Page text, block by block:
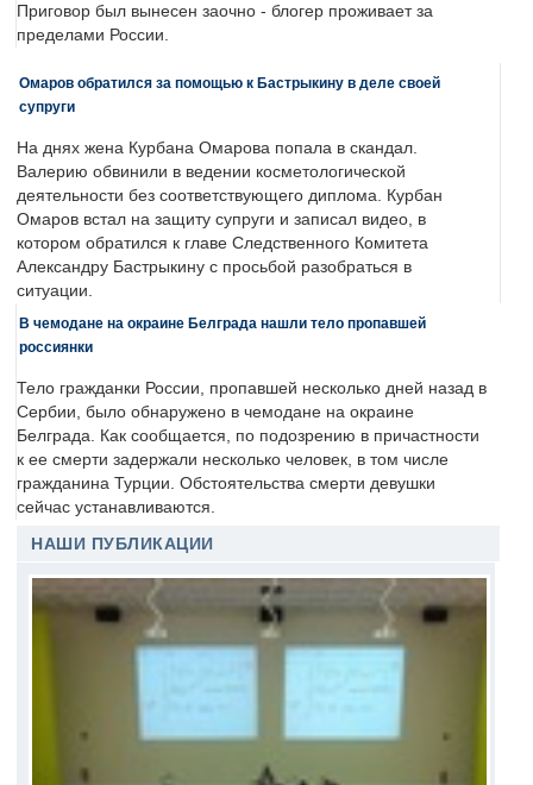
Приговор был вынесен заочно - блогер проживает за
пределами России.
Омаров обратился за помощью к Бастрыкину в деле своей
супруги
На днях жена Курбана Омарова попала в скандал.
Валерию обвинили в ведении косметологической
деятельности без соответствующего диплома. Курбан
Омаров встал на защиту супруги и записал видео, в
котором обратился к главе Следственного Комитета
Александру Бастрыкину с просьбой разобраться в
ситуации.
В чемодане на окраине Белграда нашли тело пропавшей
россиянки
Тело гражданки России, пропавшей несколько дней назад в
Сербии, было обнаружено в чемодане на окраине
Белграда. Как сообщается, по подозрению в причастности
к ее смерти задержали несколько человек, в том числе
гражданина Турции. Обстоятельства смерти девушки
сейчас устанавливаются.
НАШИ ПУБЛИКАЦИИ